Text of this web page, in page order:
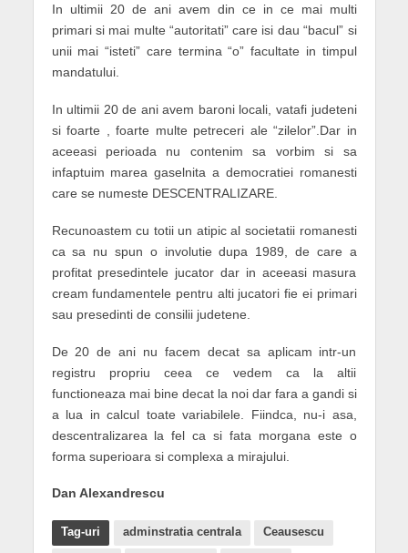
In ultimii 20 de ani avem din ce in ce mai multi
primari si mai multe “autoritati” care isi dau “bacul” si
unii mai “isteti” care termina “o” facultate in timpul
mandatului.
In ultimii 20 de ani avem baroni locali, vatafi judeteni
si foarte , foarte multe petreceri ale “zilelor”.Dar in
aceeasi perioada nu contenim sa vorbim si sa
infaptuim marea gaselnita a democratiei romanesti
care se numeste DESCENTRALIZARE.
Recunoastem cu totii un atipic al societatii romanesti
ca sa nu spun o involutie dupa 1989, de care a
profitat presedintele jucator dar in aceeasi masura
cream fundamentele pentru alti jucatori fie ei primari
sau presedinti de consilii judetene.
De 20 de ani nu facem decat sa aplicam intr-un
registru propriu ceea ce vedem ca la altii
functioneaza mai bine decat la noi dar fara a gandi si
a lua in calcul toate variabilele. Fiindca, nu-i asa,
descentralizarea la fel ca si fata morgana este o
forma superioara si complexa a mirajului.
Dan Alexandrescu
Tag-uri adminstratia centrala Ceausescu